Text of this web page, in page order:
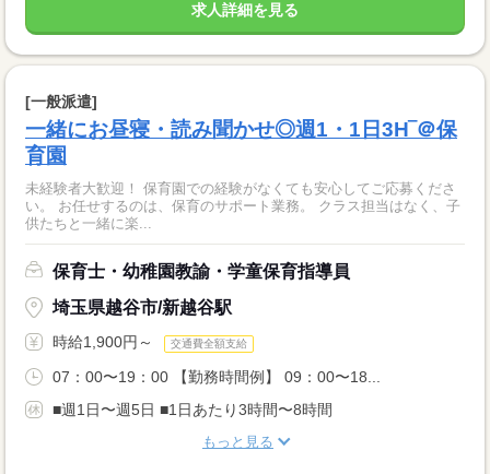
求人詳細を見る
[一般派遣]
一緒にお昼寝・読み聞かせ◎週1・1日3H‾＠保
育園
未経験者大歓迎！ 保育園での経験がなくても安心してご応募くださ
い。 お任せするのは、保育のサポート業務。 クラス担当はなく、子
供たちと一緒に楽...
保育士・幼稚園教諭・学童保育指導員
埼玉県越谷市/新越谷駅
時給1,900円～ 交通費全額支給
07：00〜19：00 【勤務時間例】 09：00〜18...
■週1日〜週5日 ■1日あたり3時間〜8時間
もっと見る